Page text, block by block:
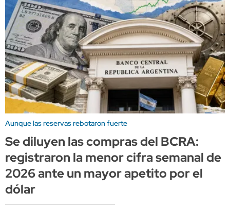
Aunque las reservas rebotaron fuerte
Se diluyen las compras del BCRA:
registraron la menor cifra semanal de
2026 ante un mayor apetito por el
dólar